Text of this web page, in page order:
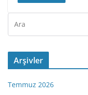
Arşivler
Temmuz 2026